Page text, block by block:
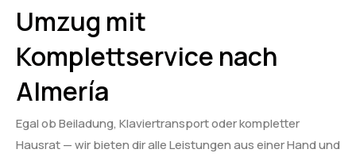
Umzug mit
Komplettservice nach
Almería
Egal ob Beiladung, Klaviertransport oder kompletter
Hausrat — wir bieten dir alle Leistungen aus einer Hand und